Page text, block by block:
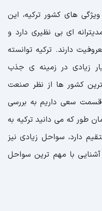
های کشور ترکیه، این
‌ای بی نظیری دارد و
دارند. ترکیه توانسته
زیادی در زمینه ی جذب
کشور ها از نظر صنعت
سعی داریم به بررسی
طور که می دانید ترکیه به
دارد، سواحل زیادی نیز
آشنایی با مهم ترین سواحل